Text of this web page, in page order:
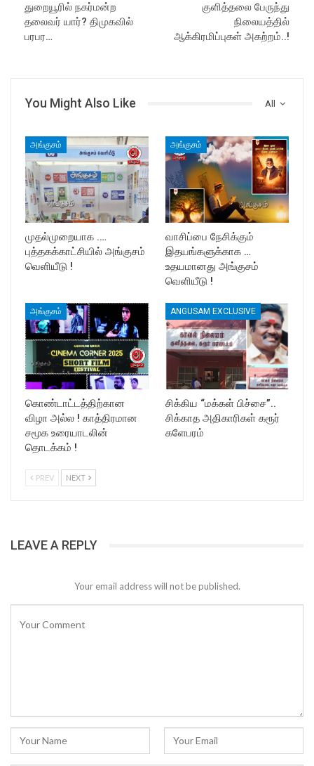
துறையூரில் நகர்மன்ற
தலைவர் யார்? திமுகவில்
பரபர…
குளித்தலை பேருந்து
நிலையத்தில்
ஆக்கிரமிப்புகள் அகற்றம்..!
All
You Might Also Like
அங்குசம்
முதல்முறையாக .…
புத்தகக்காட்சியில் அங்குசம்
வெளியீடு !
அங்குசம்
வாசிப்பை நேசிக்கும்
இதயங்களுக்காக …
உதயமானது அங்குசம்
வெளியீடு !
அங்குசம்
கொண்டாட்டத்திற்கான
விழா அல்ல ! காத்திரமான
சமூக உரையாடலின்
தொடக்கம் !
ANGUSAM EXCLUSIVE
சிக்கிய “மக்கள் பிச்சை”..
சிக்காத அதிகாரிகள் கரூர்
களேபரம்
PREV NEXT
LEAVE A REPLY
Your email address will not be published.